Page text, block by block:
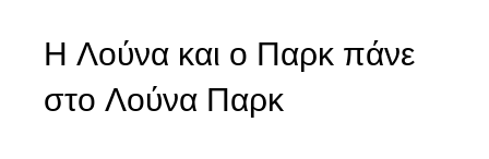
Η Λούνα και ο Παρκ πάνε
στο Λούνα Παρκ